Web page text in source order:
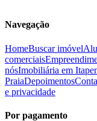
Navegação
HomeBuscar imóvel
comerciais
nósImobiliária em
PraiaDepoimentos
e privacidade
Por pagamento